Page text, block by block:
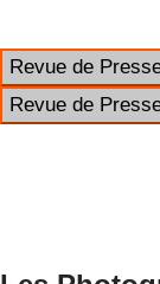
Revue de
Revue de